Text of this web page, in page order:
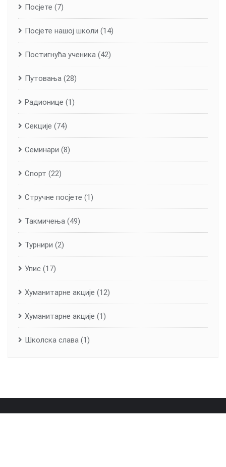
Посјете (7)
Посјете нашој школи (14)
Постигнућа ученика (42)
Путовања (28)
Радионице (1)
Секције (74)
Семинари (8)
Спорт (22)
Стручне посјете (1)
Такмичења (49)
Турнири (2)
Упис (17)
Хуманитарне aкције (12)
Хуманитарне акције (1)
Школска слава (1)